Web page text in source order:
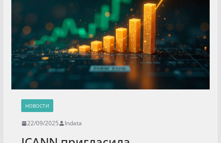
НОВОСТИ
22/09/2025 Indata